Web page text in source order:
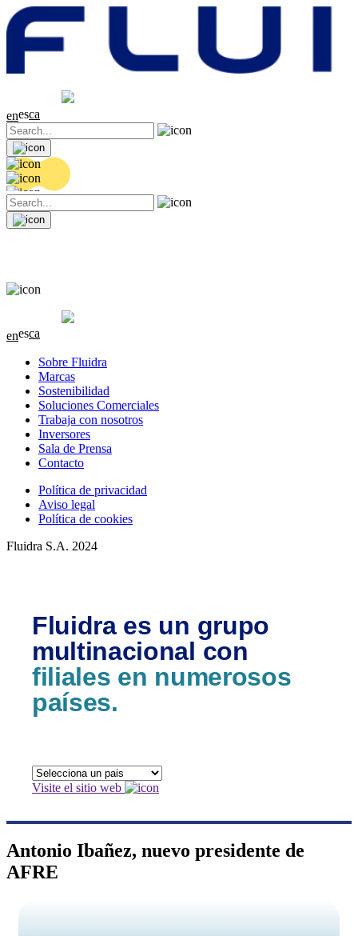
0.04 (+0.2%)
enesca
0.04 (+0.2%)
enesca
Sobre Fluidra
Marcas
Sostenibilidad
Soluciones Comerciales
Trabaja con nosotros
Inversores
Sala de Prensa
Contacto
Política de privacidad
Aviso legal
Política de cookies
Fluidra S.A. 2024
Fluidra es un grupo
multinacional con
filiales en numerosos
países.
Visite el sitio web
Antonio Ibañez, nuevo presidente de
AFRE